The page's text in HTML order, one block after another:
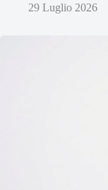
29 Luglio 2026